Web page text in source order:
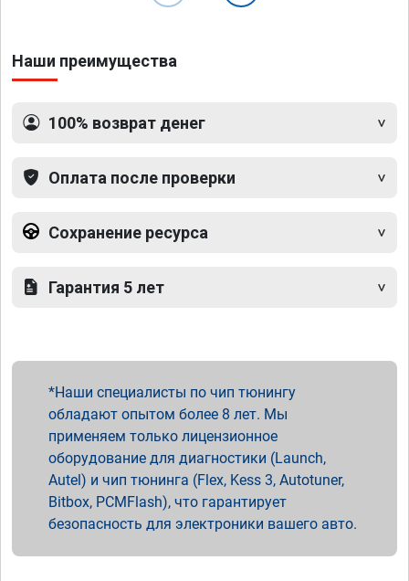
Наши преимущества
100% возврат денег
Оплата после проверки
Сохранение ресурса
Гарантия 5 лет
Наши специалисты по чип тюнингу
обладают опытом более 8 лет. Мы
применяем только лицензионное
оборудование для диагностики (Launch,
Autel) и чип тюнинга (Flex, Kess 3, Autotuner,
Bitbox, PCMFlash), что гарантирует
безопасность для электроники вашего авто.